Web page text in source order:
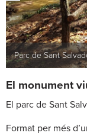
Parc de Sant
El monument
El parc de Sant
Format per més